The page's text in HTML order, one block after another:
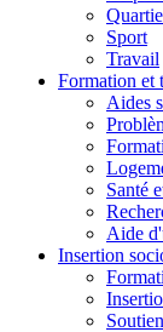
Sport
Travail
Formation et
Aides
Santé
Aide
Insertion